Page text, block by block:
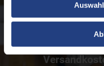
Bestellen Sie